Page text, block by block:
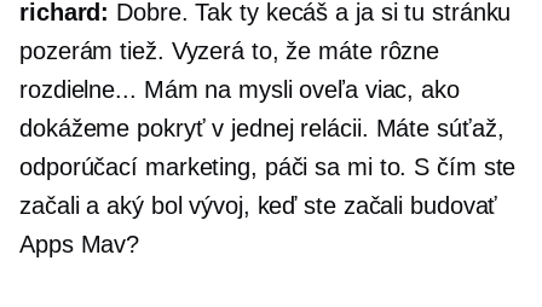
richard: Dobre. Tak ty kecáš a ja si tu stránku
pozerám tiež. Vyzerá to, že máte rôzne
rozdielne... Mám na mysli oveľa viac, ako
dokážeme pokryť v jednej relácii. Máte súťaž,
odporúčací marketing, páči sa mi to. S čím ste
začali a aký bol vývoj, keď ste začali budovať
Apps Mav?